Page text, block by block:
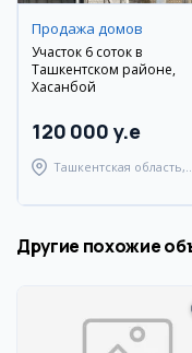
Продажа домов
Участок 6 соток в
Ташкентском районе,
Хасанбой
120 000 y.e
Ташкентская область,
Другие похожие